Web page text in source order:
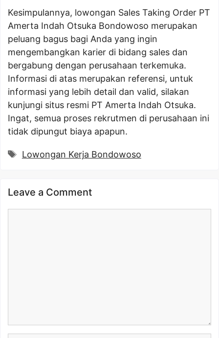
Kesimpulannya, lowongan Sales Taking Order PT
Amerta Indah Otsuka Bondowoso merupakan
peluang bagus bagi Anda yang ingin
mengembangkan karier di bidang sales dan
bergabung dengan perusahaan terkemuka.
Informasi di atas merupakan referensi, untuk
informasi yang lebih detail dan valid, silakan
kunjungi situs resmi PT Amerta Indah Otsuka.
Ingat, semua proses rekrutmen di perusahaan ini
tidak dipungut biaya apapun.
Tags
Lowongan Kerja Bondowoso
Leave a Comment